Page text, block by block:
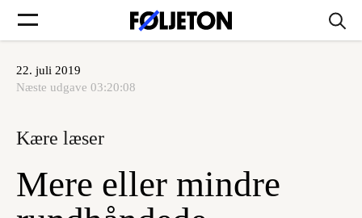
Forsider
Føljetoner
22. juli 2019
Næste udgave 03:20:08
Kære læser
Mere eller mindre